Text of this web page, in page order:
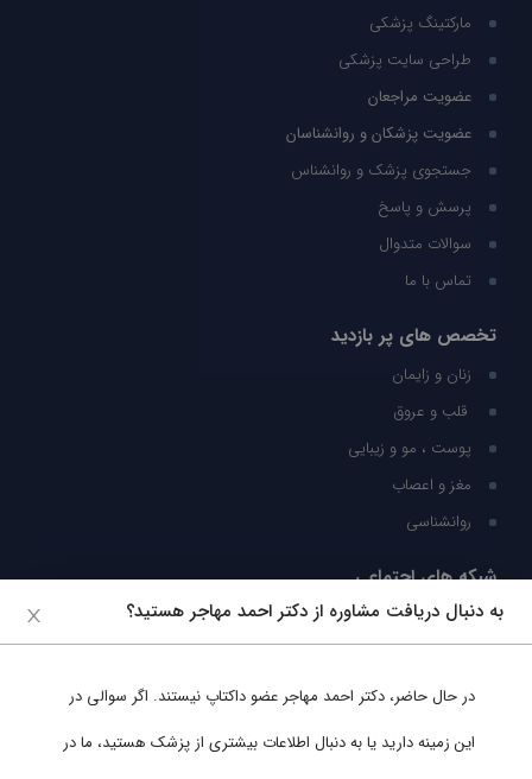
مارکتینگ پزشکی
طراحی سایت پزشکی
عضویت مراجعان
عضویت پزشکان و روانشناسان
جستجوی پزشک و روانشناس
پرسش و پاسخ
سوالات متدوال
تماس با ما
تخصص های پر بازدید
زنان و زایمان
قلب و عروق
پوست ، مو و زیبایی
مغز و اعصاب
روانشناسی
شبکه های اجتماعی
ما را در شبکه های اجتماعی دنبال کنید
به دنبال دریافت مشاوره از دکتر احمد مهاجر هستید؟
در حال حاضر، دکتر احمد مهاجر عضو داکتاپ نیستند. اگر سوالی در
این زمینه دارید یا به دنبال اطلاعات بیشتری از پزشک هستید، ما در